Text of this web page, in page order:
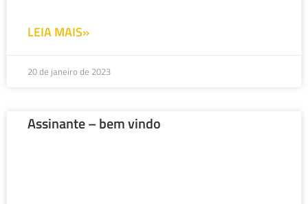
LEIA MAIS»
20 de janeiro de 2023
Assinante – bem vindo